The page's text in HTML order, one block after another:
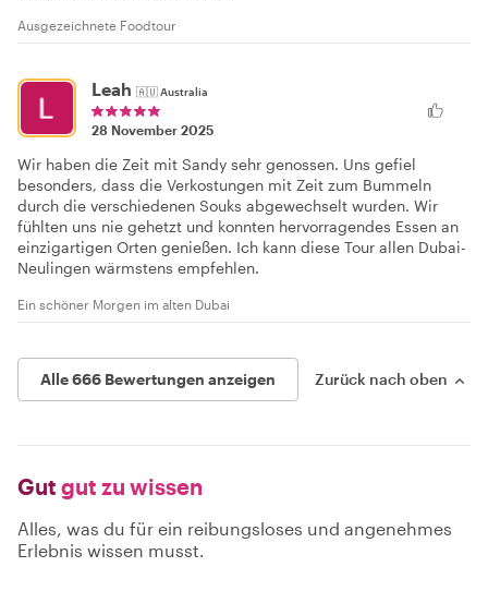
Ausgezeichnete Foodtour
Leah 🇦🇺Australia
28 November 2025
Wir haben die Zeit mit Sandy sehr genossen. Uns gefiel
besonders, dass die Verkostungen mit Zeit zum Bummeln
durch die verschiedenen Souks abgewechselt wurden. Wir
fühlten uns nie gehetzt und konnten hervorragendes Essen an
einzigartigen Orten genießen. Ich kann diese Tour allen Dubai-
Neulingen wärmstens empfehlen.
Ein schöner Morgen im alten Dubai
Alle 666 Bewertungen anzeigen Zurück nach oben
Gut gut zu wissen
Alles, was du für ein reibungsloses und angenehmes
Erlebnis wissen musst.